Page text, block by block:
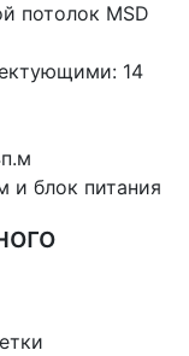
потолок MSD
14
и блок питания